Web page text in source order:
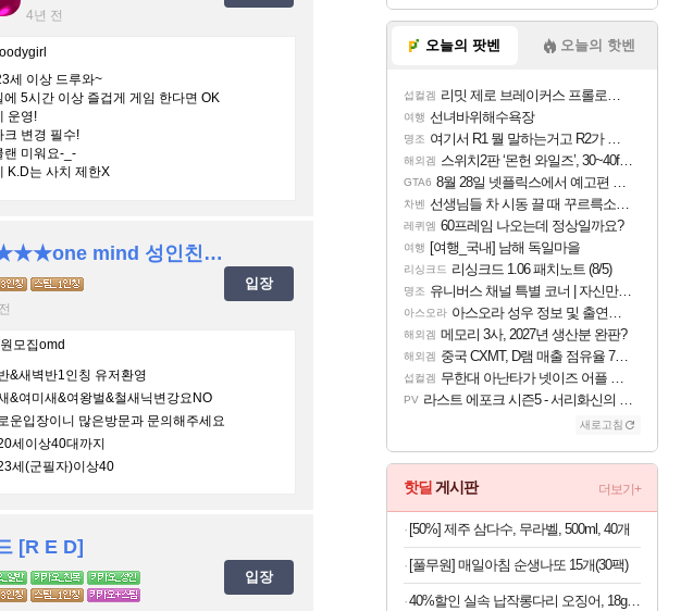
4년 전
세 이상 드루와~
에 5시간 이상 즐겁게 게임 한다면 OK
운영!
크 변경 필수!
랜 미워요-_-
K.D는 사치 제한X
★★★★one mind 성인친목클 초기 멤버 마구마구 모집!![스팀]클원모집 가족같으면서 재밋는클랜 남 23↑여 20↑이상 /1인칭/ 아침/ 새벽반/ 배린이/ 복귀/ 여성유저 환영 ★★★★
입장
모집omd
&새벽반1인칭 유저환영
&여미새&여왕벌&철새닉변강요NO
운입장이니 많은방문과 문의해주세요
세이상40대까지
세(군필자)이상40
[R E D]
입장
오늘의 팟벤 오늘의 핫벤
섭컬겜 리밋 제로 브레이커스 프롤로그 테스트 후기 영상 업로드
여행 선녀바위해수욕장
명조 여기서 R1 뭘 말하는거고 R2가 뭘말하는걸까요?
해외겜 스위치2판 ‘몬헌 와일즈’, 30~40fps 목표 추정
GTA6 8월 28일 넷플릭스에서 예고편 공개 예정
차벤 선생님들 차 시동 끌 때 꾸르륵소리나는데
레퀴엠 60프레임 나오는데 정상일까요?
여행 [여행_국내] 남해 독일마을
리싱크드 리싱크드 1.06 패치노트 (8/5)
명조 유니버스 채널 특별 코너 | 자신만의 스타일
아스오라 아스오라 성우 정보 및 출연작 모음
해외겜 메모리 3사, 2027년 생산분 완판?
해외겜 중국 CXMT, D램 매출 점유율 7%…글로벌 4위로 부상
섭컬겜 무한대 아난타가 넷이즈 어플 달력에 일정 등록
PV 라스트 에포크 시즌5 - 서리화신의 분노 티저
새로고침
핫딜 게시판 더보기+
[50%] 제주 삼다수, 무라벨, 500ml, 40개
[풀무원] 매일아침 순생나또 15개(30팩)
40%할인 실속 납작롱다리 오징어, 18g, 10개